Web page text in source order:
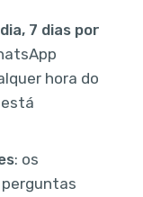
7 dias por
hora do
: os